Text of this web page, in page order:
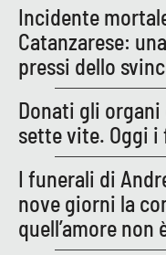
LAC
NETWORK
Lacplay.it
Lactv.it
Laconair.it
Lacitymag.it
Incidente
Catanzarese:
pressi dello
Donati gli organi
sette vite. Oggi i
I funerali di
nove giorni la
quell’amore